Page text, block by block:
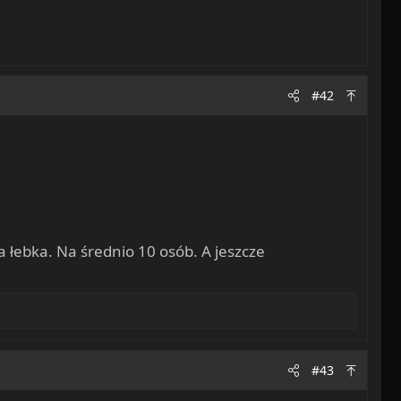
#42
Na średnio 10 osób. A jeszcze
#43